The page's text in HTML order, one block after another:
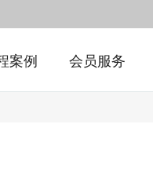
案例 会员服务